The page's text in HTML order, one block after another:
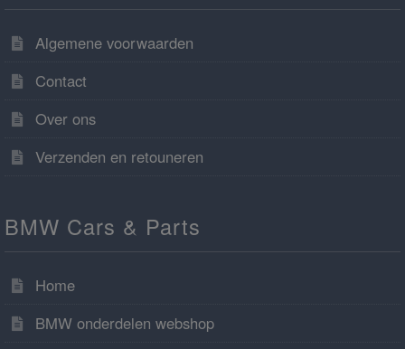
Algemene voorwaarden
Contact
Over ons
Verzenden en retouneren
BMW Cars & Parts
Home
BMW onderdelen webshop